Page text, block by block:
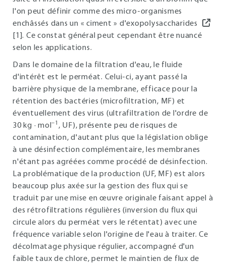
l'on peut définir comme des micro-organismes
enchâssés dans un « ciment » d'exopolysaccharides
[1]. Ce constat général peut cependant être nuancé
selon les applications.
Dans le domaine de la filtration d'eau, le fluide
d'intérêt est le perméat. Celui-ci, ayant passé la
barrière physique de la membrane, efficace pour la
rétention des bactéries (microfiltration, MF) et
éventuellement des virus (ultrafiltration de l'ordre de
30 kg · mol–1 , UF), présente peu de risques de
contamination, d'autant plus que la législation oblige
à une désinfection complémentaire, les membranes
n'étant pas agréées comme procédé de désinfection.
La problématique de la production (UF, MF) est alors
beaucoup plus axée sur la gestion des flux qui se
traduit par une mise en œuvre originale faisant appel à
des rétrofiltrations régulières (inversion du flux qui
circule alors du perméat vers le rétentat) avec une
fréquence variable selon l'origine de l'eau à traiter. Ce
décolmatage physique régulier, accompagné d'un
faible taux de chlore, permet le maintien de flux de